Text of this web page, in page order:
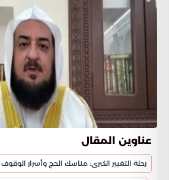
عناوين المقال
رحلة التغيير الكبرى: مناسك الحج وأسرار